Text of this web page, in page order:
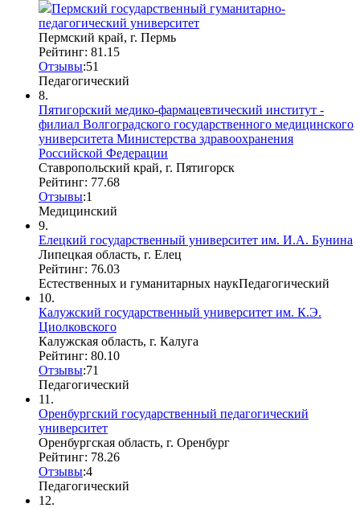
Пермский государственный гуманитарно-
педагогический университет
Пермский край, г. Пермь
Рейтинг: 81.15
Отзывы:51
Педагогический
8.
Пятигорский медико-фармацевтический институт -
филиал Волгоградского государственного медицинского
университета Министерства здравоохранения
Российской Федерации
Ставропольский край, г. Пятигорск
Рейтинг: 77.68
Отзывы:1
Медицинский
9.
Елецкий государственный университет им. И.А. Бунина
Липецкая область, г. Елец
Рейтинг: 76.03
Естественных и гуманитарных наукПедагогический
10.
Калужский государственный университет им. К.Э.
Циолковского
Калужская область, г. Калуга
Рейтинг: 80.10
Отзывы:71
Педагогический
11.
Оренбургский государственный педагогический
университет
Оренбургская область, г. Оренбург
Рейтинг: 78.26
Отзывы:4
Педагогический
12.